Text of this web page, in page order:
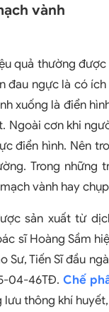
vành
quả thường
đau ngực là có
xuống là điển
Ngoài cơn khi
điển hình. Nên
Trong những
vành hay
sản xuất từ
sĩ Hoàng Sầm
Tiến Sĩ đầu
04-46TĐ. Chế
thông khí